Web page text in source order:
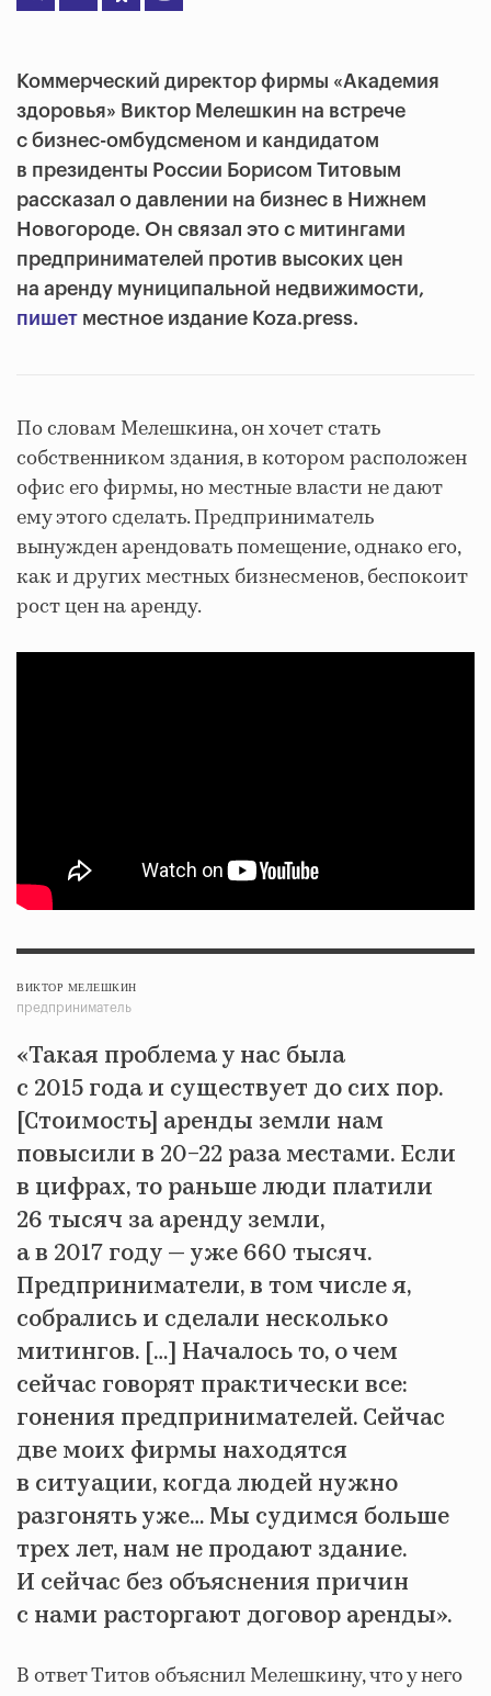
Коммерческий директор фирмы «Академия
здоровья» Виктор Мелешкин на встрече
с бизнес-омбудсменом и кандидатом
в президенты России Борисом Титовым
рассказал о давлении на бизнес в Нижнем
Новогороде. Он связал это с митингами
предпринимателей против высоких цен
на аренду муниципальной недвижимости,
пишет местное издание Koza.press.
По словам Мелешкина, он хочет стать
собственником здания, в котором расположен
офис его фирмы, но местные власти не дают
ему этого сделать. Предприниматель
вынужден арендовать помещение, однако его,
как и других местных бизнесменов, беспокоит
рост цен на аренду.
ВИКТОР МЕЛЕШКИН
предприниматель
«Такая проблема у нас была
с 2015 года и существует до сих пор.
[Стоимость] аренды земли нам
повысили в 20−22 раза местами. Если
в цифрах, то раньше люди платили
26 тысяч за аренду земли,
а в 2017 году — уже 660 тысяч.
Предприниматели, в том числе я,
собрались и сделали несколько
митингов. […] Началось то, о чем
сейчас говорят практически все:
гонения предпринимателей. Сейчас
две моих фирмы находятся
в ситуации, когда людей нужно
разгонять уже… Мы судимся больше
трех лет, нам не продают здание.
И сейчас без объяснения причин
с нами расторгают договор аренды».
В ответ Титов объяснил Мелешкину, что у него